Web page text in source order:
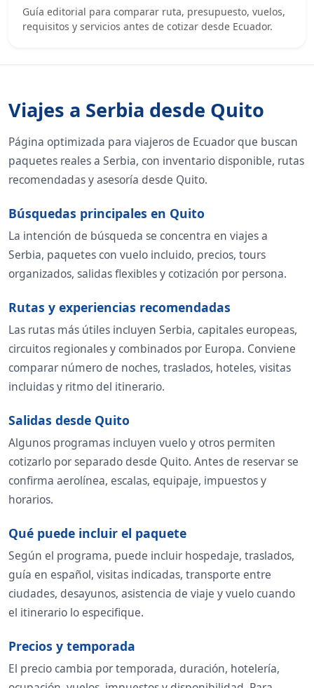
Guía editorial para comparar ruta, presupuesto, vuelos,
requisitos y servicios antes de cotizar desde Ecuador.
Viajes a Serbia desde Quito
Página optimizada para viajeros de Ecuador que buscan
paquetes reales a Serbia, con inventario disponible, rutas
recomendadas y asesoría desde Quito.
Búsquedas principales en Quito
La intención de búsqueda se concentra en viajes a
Serbia, paquetes con vuelo incluido, precios, tours
organizados, salidas flexibles y cotización por persona.
Rutas y experiencias recomendadas
Las rutas más útiles incluyen Serbia, capitales europeas,
circuitos regionales y combinados por Europa. Conviene
comparar número de noches, traslados, hoteles, visitas
incluidas y ritmo del itinerario.
Salidas desde Quito
Algunos programas incluyen vuelo y otros permiten
cotizarlo por separado desde Quito. Antes de reservar se
confirma aerolínea, escalas, equipaje, impuestos y
horarios.
Qué puede incluir el paquete
Según el programa, puede incluir hospedaje, traslados,
guía en español, visitas indicadas, transporte entre
ciudades, desayunos, asistencia de viaje y vuelo cuando
el itinerario lo especifique.
Precios y temporada
El precio cambia por temporada, duración, hotelería,